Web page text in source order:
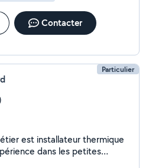
Contacter
Particulier
est installateur thermique
dans les petites